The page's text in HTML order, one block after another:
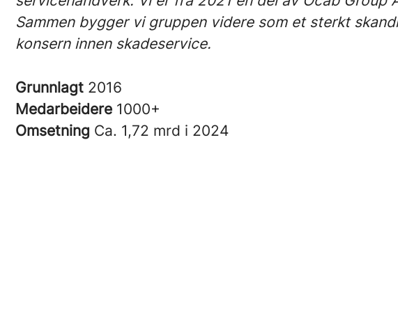
Sammen bygger vi gruppen videre som et sterkt
konsern innen skadeservice.
Grunnlagt 2016
Medarbeidere 1000+
Omsetning Ca. 1,72 mrd i 2024